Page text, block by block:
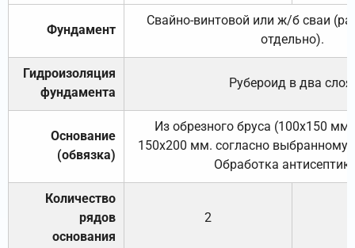
Фундамент
Свайно-винтовой или ж/б сваи
отдельно).
Гидроизоляция
фундамента
Рубероид в два слоя.
Основание
(обвязка)
Из обрезного бруса (100х150
150х200 мм. согласно выбранному
Обработка
Количество
рядов
основания
2